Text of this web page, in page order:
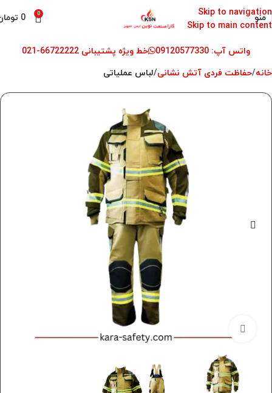
Skip to navigation
Skip to main content
منو 0
0
واتس آپ: 09120577330
خط ویژه پشتیبانی 66722222-021
خانه حفاظت فردی آتش نشانی لباس عملیاتی
برای بزرگنمایی کلیک کنید